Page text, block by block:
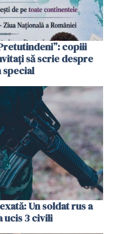
copiii
să scrie despre
special
Un soldat rus a
ucis 3 civili